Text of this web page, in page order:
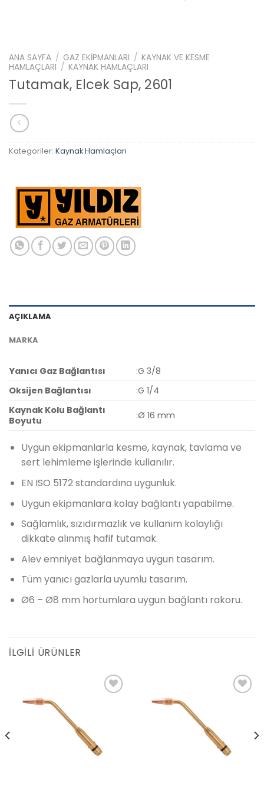
ANA SAYFA / GAZ EKIPMANLARI / KAYNAK VE KESME
HAMLAÇLARI / KAYNAK HAMLAÇLARI
Tutamak, Elcek Sap, 2601
Kategoriler: Kaynak Hamlaçları
AÇIKLAMA
MARKA
Yanıcı Gaz Bağlantısı
:G 3/8
Oksijen Bağlantısı
:G 1/4
Kaynak Kolu Bağlantı
Boyutu
:Ø 16 mm
Uygun ekipmanlarla kesme, kaynak, tavlama ve
sert lehimleme işlerinde kullanılır.
EN ISO 5172 standardına uygunluk.
Uygun ekipmanlara kolay bağlantı yapabilme.
Sağlamlık, sızıdırmazlık ve kullanım kolaylığı
dikkate alınmış hafif tutamak.
Alev emniyet bağlanmaya uygun tasarım.
Tüm yanıcı gazlarla uyumlu tasarım.
Ø6 – Ø8 mm hortumlara uygun bağlantı rakoru.
İLGILI ÜRÜNLER